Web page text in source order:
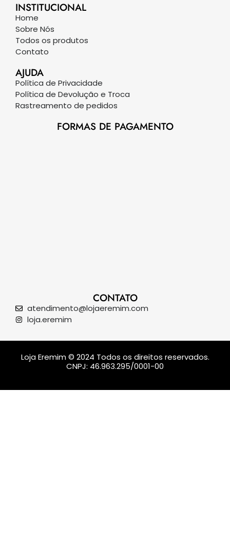
INSTITUCIONAL
Home
Sobre Nós
Todos os produtos
Contato
AJUDA
Política de Privacidade
Política de Devolução e Troca
Rastreamento de pedidos
FORMAS DE PAGAMENTO
CONTATO
atendimento@lojaeremim.com
loja.eremim
Loja Eremim © 2024 Todos os direitos reservados.
CNPJ: 46.963.295/0001-00